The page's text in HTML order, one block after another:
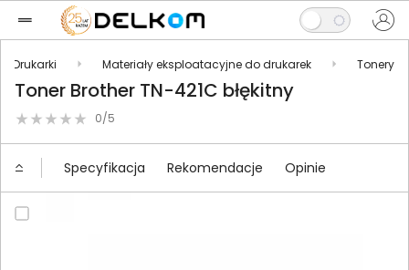
Drukarki Materiały eksploatacyjne do drukarek Tonery
Toner Brother TN-421C błękitny
0/5
Specyfikacja Rekomendacje Opinie